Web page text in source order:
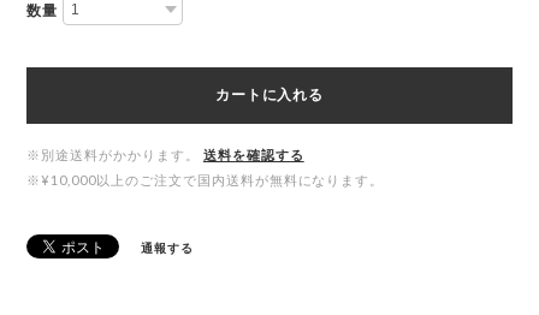
数量
カートに入れる
※別途送料がかかります。
送料を確認する
※¥10,000以上のご注文で国内送料が無料になります。
通報する